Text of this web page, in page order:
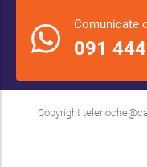
Comunicate
091
Copyright